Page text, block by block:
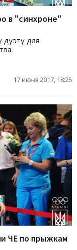
в "синхроне"
дуэту для
17 июня 2017, 18:25
ЧЕ по прыжкам